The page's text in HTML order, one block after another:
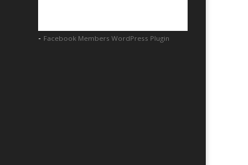
- Facebook Members WordPress Plugin